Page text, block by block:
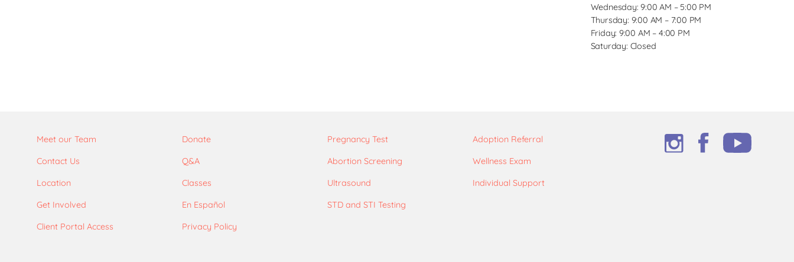
Wednesday: 9:00 AM – 5:00 PM
Thursday: 9:00 AM – 7:00 PM
Friday: 9:00 AM – 4:00 PM
Saturday: Closed
Meet our Team
Contact Us
Location
Get Involved
Client Portal Access
Donate
Q&A
Classes
En Español
Privacy Policy
Pregnancy Test
Abortion Screening
Ultrasound
STD and STI Testing
Adoption Referral
Wellness Exam
Individual Support